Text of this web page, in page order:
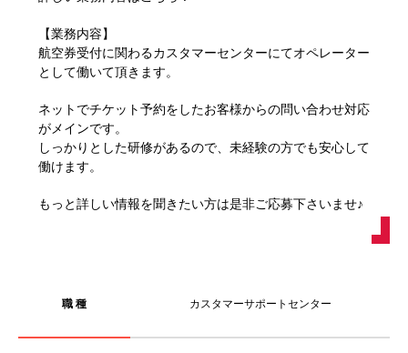
【業務内容】
航空券受付に関わるカスタマーセンターにてオペレーター
として働いて頂きます。
ネットでチケット予約をしたお客様からの問い合わせ対応
がメインです。
しっかりとした研修があるので、未経験の方でも安心して
働けます。
もっと詳しい情報を聞きたい方は是非ご応募下さいませ♪
職 種 カスタマーサポートセンター